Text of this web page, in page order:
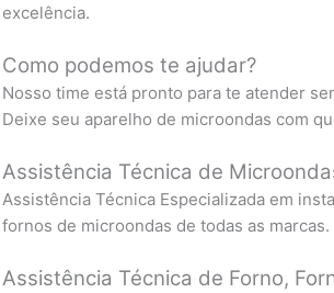
excelência.
Como podemos te ajudar?
Nosso time está pronto para te atender
Deixe seu aparelho de microondas com
Assistência Técnica de
Assistência Técnica Especializada em
fornos de microondas de todas as marcas.
Assistência Técnica de Forno,